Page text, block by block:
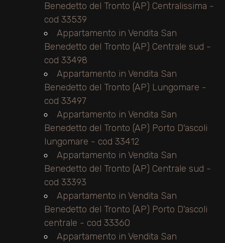
Benedetto del Tronto (AP) Centralissima -
cod 33539
Appartamento in Vendita San
Benedetto del Tronto (AP) Centrale sud -
cod 33498
Appartamento in Vendita San
Benedetto del Tronto (AP) Lungomare -
cod 33497
Appartamento in Vendita San
Benedetto del Tronto (AP) Porto D'ascoli
lungomare - cod 33412
Appartamento in Vendita San
Benedetto del Tronto (AP) Centrale sud -
cod 33393
Appartamento in Vendita San
Benedetto del Tronto (AP) Porto D'ascoli
centrale - cod 33360
Appartamento in Vendita San